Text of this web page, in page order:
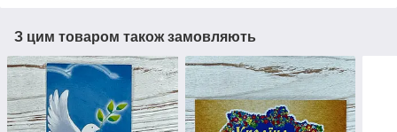
З цим товаром також замовляють